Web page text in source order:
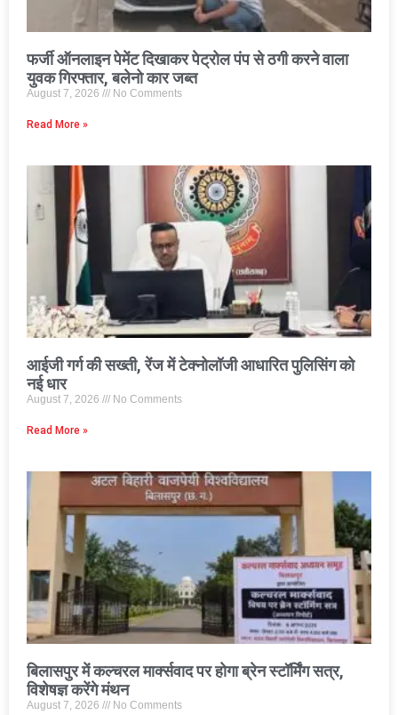
फर्जी ऑनलाइन पेमेंट दिखाकर पेट्रोल पंप से ठगी करने वाला
युवक गिरफ्तार, बलेनो कार जब्त
August 7, 2026 No Comments
Read More »
आईजी गर्ग की सख्ती, रेंज में टेक्नोलॉजी आधारित पुलिसिंग को
नई धार
August 7, 2026 No Comments
Read More »
बिलासपुर में कल्चरल मार्क्सवाद पर होगा ब्रेन स्टॉर्मिंग सत्र,
विशेषज्ञ करेंगे मंथन
August 7, 2026 No Comments